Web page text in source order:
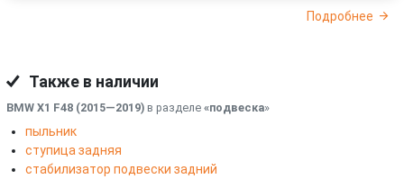
Подробнее
Также в наличии
BMW X1 F48 (2015—2019) в разделе «подвеска»
пыльник
ступица задняя
стабилизатор подвески задний